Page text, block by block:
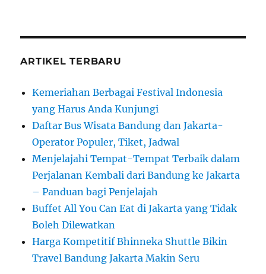
ARTIKEL TERBARU
Kemeriahan Berbagai Festival Indonesia
yang Harus Anda Kunjungi
Daftar Bus Wisata Bandung dan Jakarta-
Operator Populer, Tiket, Jadwal
Menjelajahi Tempat-Tempat Terbaik dalam
Perjalanan Kembali dari Bandung ke Jakarta
– Panduan bagi Penjelajah
Buffet All You Can Eat di Jakarta yang Tidak
Boleh Dilewatkan
Harga Kompetitif Bhinneka Shuttle Bikin
Travel Bandung Jakarta Makin Seru